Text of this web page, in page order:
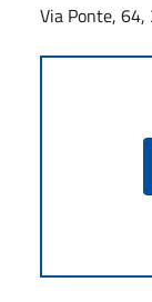
Via Ponte,